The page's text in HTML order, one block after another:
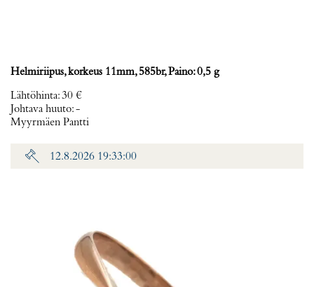
Helmiriipus, korkeus 11mm, 585br, Paino: 0,5 g
Lähtöhinta:30 €
Johtava huuto:-
Myyrmäen Pantti
12.8.2026 19:33:00